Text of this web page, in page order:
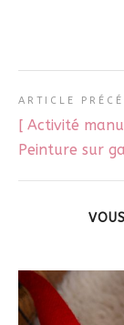
ARTICLE
[ Activité
Peinture sur